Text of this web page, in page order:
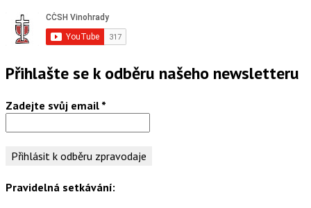
Přihlašte se k odběru našeho newsletteru
Zadejte svůj email *
Pravidelná setkávání: